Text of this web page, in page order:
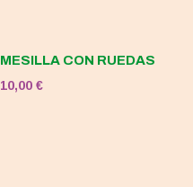
MESILLA CON RUEDAS
10,00€